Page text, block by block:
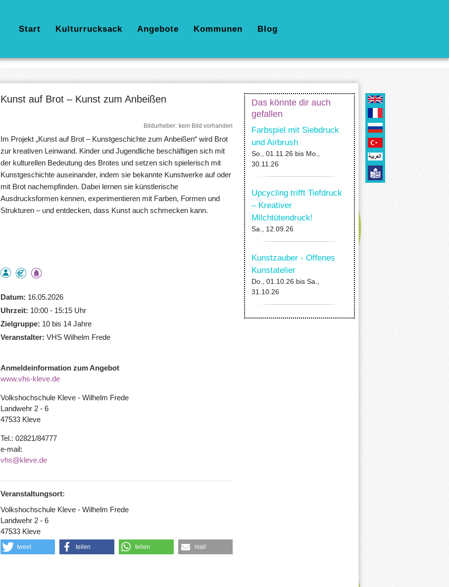
Hauptnavigation
Start Kulturrucksack Angebote Kommunen Blog
Kunst auf Brot – Kunst zum Anbeißen
Bildurheber kein Bild vorhanden
Im Projekt „Kunst auf Brot – Kunstgeschichte zum Anbeißen“ wird Brot
zur kreativen Leinwand. Kinder und Jugendliche beschäftigen sich mit
der kulturellen Bedeutung des Brotes und setzen sich spielerisch mit
Kunstgeschichte auseinander, indem sie bekannte Kunstwerke auf oder
mit Brot nachempfinden. Dabei lernen sie künstlerische
Ausdrucksformen kennen, experimentieren mit Farben, Formen und
Strukturen – und entdecken, dass Kunst auch schmecken kann.
Datum
16.05.2026
Uhrzeit
10:00 - 15:15 Uhr
Zielgruppe
10 bis 14 Jahre
Veranstalter VHS Wilhelm Frede
Anmeldeinformation zum Angebot
www.vhs-kleve.de
Volkshochschule Kleve - Wilhelm Frede
Landwehr 2 - 6
47533 Kleve
Tel.: 02821/84777
e-mail:
vhs@kleve.de
Veranstaltungsort:
Volkshochschule Kleve - Wilhelm Frede
Landwehr 2 - 6
47533 Kleve
tweet teilen teilen mail
Das könnte dir auch
gefallen
Farbspiel mit Siebdruck
und Airbrush
So., 01.11.26 bis Mo.,
30.11.26
Upcycling trifft Tiefdruck
– Kreativer
Milchtütendruck!
Sa., 12.09.26
Kunstzauber - Offenes
Kunstatelier
Do., 01.10.26 bis Sa.,
31.10.26